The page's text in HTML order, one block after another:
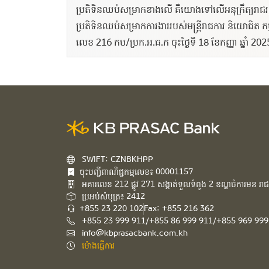
ប្រតិទិនឈប់សម្រាកខាងលើ គឺយោងទៅលើអនុក្រឹត្យរាជរដ្ឋ
ប្រតិទិនឈប់សម្រាកការងាររបស់មន្ដ្រីរាជការ និយោជិត ក
លេខ 216 កប/ប្រក.អ.ធ.ក ចុះថ្ងៃទី 18 ខែកញ្ញា ឆ្នាំ
SWIFT: CZNBKHPP
ចុះបញ្ជីពាណិជ្ជកម្មលេខ៖ 00001157
អគារ​លេខ​ 212 ផ្លូវ 271 សង្កាត់ទួលទំពូង 2 ខណ្ឌចំការមន រាជ
ប្រអប់សំបុត្រ៖ 2412
+855 23 220 102Fax: +855 216 362
+855 23 999 911/+855 86 999 911/+855 969
info@kbprasacbank.com.kh
ម៉ោងធ្វើការ